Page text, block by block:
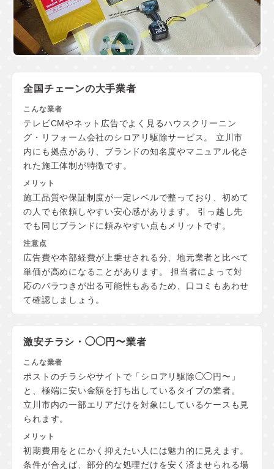
全国チェーンの大手業者
テレビCMやネット広告でよく見るハウスクリーニン
グ・リフォーム会社のシロアリ駆除サービス。 立川市
内にも拠点があり、ブランドの知名度やマニュアル化さ
れた施工体制が特徴です。
施工品質や保証制度が一定レベルで整っており、初めて
の人でも依頼しやすい安心感があります。 引っ越し先
でも同じブランドに頼みやすい点もメリットです。
広告費や本部経費が上乗せされる分、地元業者と比べて
単価が高めになることがあります。 担当者によって対
応のバラつきが出る可能性もあるため、口コミもあわせ
て確認しましょう。
激安チラシ・◯◯円〜業者
ポストのチラシやサイトで「シロアリ駆除◯◯円〜」
と、極端に安い金額を打ち出しているタイプの業者。
立川市内の一部エリアだけを対象にしているケースも見
られます。
初期費用をとにかく抑えたい人には魅力的に見えます。
条件が合えば、部分的な処理だけを安く済ませられる場